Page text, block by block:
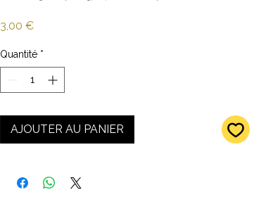
3,00 €Prix
Quantité *
AJOUTER AU PANIER